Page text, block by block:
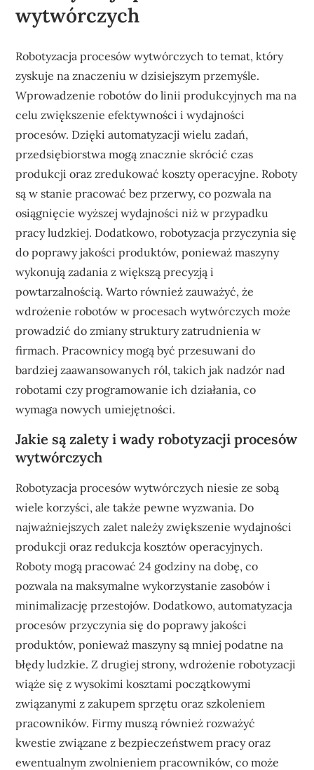
wytwórczych
Robotyzacja procesów wytwórczych to temat, który
zyskuje na znaczeniu w dzisiejszym przemyśle.
Wprowadzenie robotów do linii produkcyjnych ma na
celu zwiększenie efektywności i wydajności
procesów. Dzięki automatyzacji wielu zadań,
przedsiębiorstwa mogą znacznie skrócić czas
produkcji oraz zredukować koszty operacyjne. Roboty
są w stanie pracować bez przerwy, co pozwala na
osiągnięcie wyższej wydajności niż w przypadku
pracy ludzkiej. Dodatkowo, robotyzacja przyczynia się
do poprawy jakości produktów, ponieważ maszyny
wykonują zadania z większą precyzją i
powtarzalnością. Warto również zauważyć, że
wdrożenie robotów w procesach wytwórczych może
prowadzić do zmiany struktury zatrudnienia w
firmach. Pracownicy mogą być przesuwani do
bardziej zaawansowanych ról, takich jak nadzór nad
robotami czy programowanie ich działania, co
wymaga nowych umiejętności.
Jakie są zalety i wady robotyzacji procesów
wytwórczych
Robotyzacja procesów wytwórczych niesie ze sobą
wiele korzyści, ale także pewne wyzwania. Do
najważniejszych zalet należy zwiększenie wydajności
produkcji oraz redukcja kosztów operacyjnych.
Roboty mogą pracować 24 godziny na dobę, co
pozwala na maksymalne wykorzystanie zasobów i
minimalizację przestojów. Dodatkowo, automatyzacja
procesów przyczynia się do poprawy jakości
produktów, ponieważ maszyny są mniej podatne na
błędy ludzkie. Z drugiej strony, wdrożenie robotyzacji
wiąże się z wysokimi kosztami początkowymi
związanymi z zakupem sprzętu oraz szkoleniem
pracowników. Firmy muszą również rozważyć
kwestie związane z bezpieczeństwem pracy oraz
ewentualnym zwolnieniem pracowników, co może